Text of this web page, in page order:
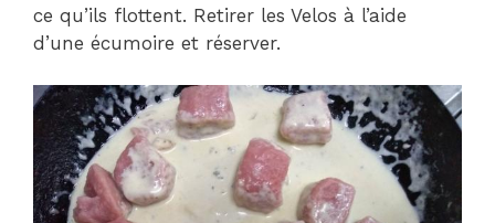
ce qu’ils flottent. Retirer les Velos à l’aide
d’une écumoire et réserver.